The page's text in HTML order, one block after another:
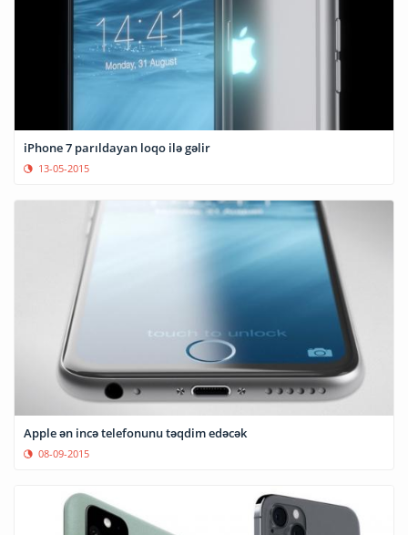
iPhone 7 parıldayan loqo ilə gəlir
13-05-2015
Apple ən incə telefonunu təqdim edəcək
08-09-2015